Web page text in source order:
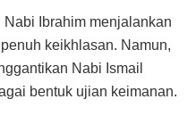
Ibrahim menjalankan
keikhlasan. Namun,
Nabi Ismail
bentuk ujian keimanan.